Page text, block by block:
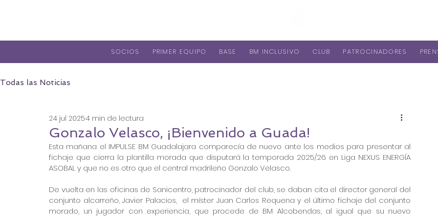
SOCIOS PRIMER EQUIPO BASE BM INCLUSIVO CLUB PATROCINADORES
Todas las Noticias
Gonzalo Velasco, ¡Bienvenido a Guada!
24 jul 20254 min de lectura
Esta mañana el IMPULSE BM Guadalajara comparecía de nuevo ante los medios para presentar al
fichaje que cierra la plantilla morada que disputará la temporada 2025/26 en Liga NEXUS ENERGÍA
ASOBAL y que no es otro que el central madrileño Gonzalo Velasco.
De vuelta en las oficinas de Sanicentro, patrocinador del club, se daban cita el director general del
conjunto alcarreño, Javier Palacios,  el míster Juan Carlos Requena y el último fichaje del conjunto
morado, un jugador con experiencia, que procede de BM Alcobendas, al igual que su nuevo